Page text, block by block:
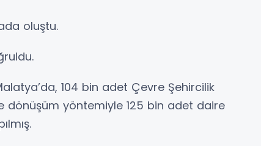
oluştu.
104 bin adet Çevre Şehircilik
dönüşüm yöntemiyle 125 bin adet daire